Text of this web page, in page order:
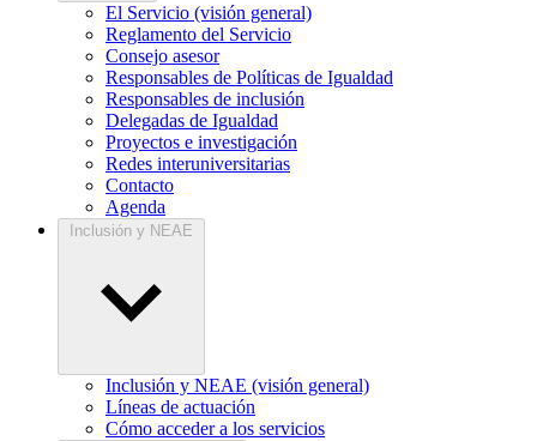
El Servicio (visión general)
Reglamento del Servicio
Consejo asesor
Responsables de Políticas de Igualdad
Responsables de inclusión
Delegadas de Igualdad
Proyectos e investigación
Redes interuniversitarias
Contacto
Agenda
Inclusión y NEAE
Inclusión y NEAE (visión general)
Líneas de actuación
Cómo acceder a los servicios